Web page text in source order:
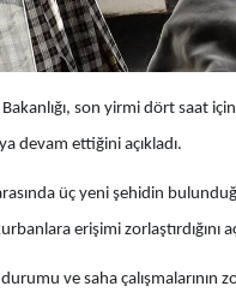
Bakanlığı, son yirmi dört saat
devam ettiğini açıkladı.
üç yeni şehidin
erişimi zorlaştırdığını
ve saha